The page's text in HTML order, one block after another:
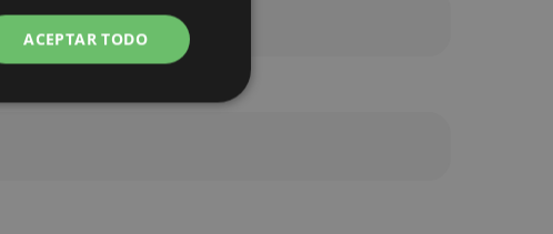
ACEPTAR TODO